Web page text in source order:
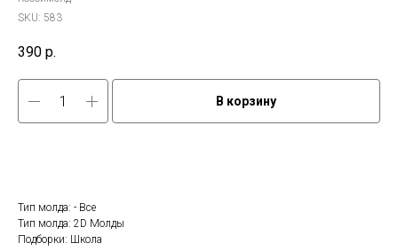
SKU: 583
390 р.
В корзину
Тип молда: - Все
Тип молда: 2D Молды
Подборки: Школа